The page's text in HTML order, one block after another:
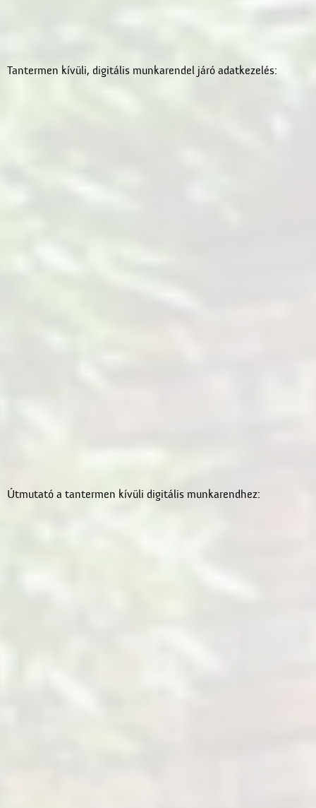
Tantermen kívüli, digitális munkarendel járó adatkezelés:
Útmutató a tantermen kívüli digitális munkarendhez: